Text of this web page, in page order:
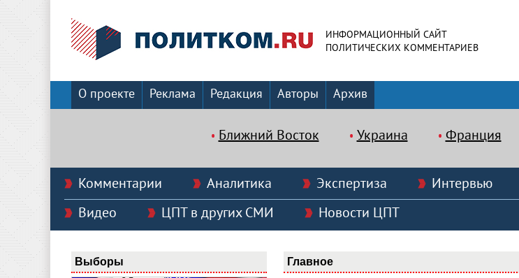
ИНФОРМАЦИОННЫЙ САЙТ
ПОЛИТИЧЕСКИХ КОММЕНТАРИЕВ
О проекте Реклама Редакция Авторы Архив
Ближний Восток Украина Франция
Комментарии Аналитика Экспертиза Интервью
Видео
ЦПТ в других СМИ Новости ЦПТ
Выборы Главное